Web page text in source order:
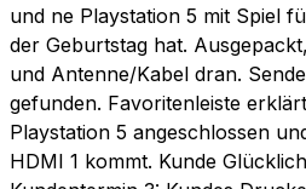
und ne Playstation 5 mit Spiel
der Geburtstag hat.
und Antenne/Kabel dran.
gefunden. Favoritenleiste
Playstation 5 angeschlossen
HDMI 1 kommt. Kunde